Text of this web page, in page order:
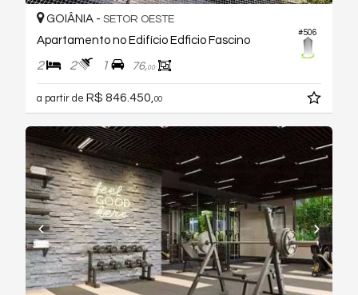
#506
GOIÂNIA - SETOR OESTE
Apartamento no Edifício Edficio Fascino
2 2 1 76,00
a partir de R$ 846.450,00